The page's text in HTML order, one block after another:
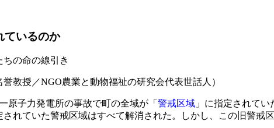
ているのか
の命の線引き
誉教授／NGO農業と動物福祉の研究会代表世話人）
原子力発電所の事故で町の全域が「 警戒区域 」に指定されてい
れていた警戒区域はすべて解消された。しかし、この旧警戒